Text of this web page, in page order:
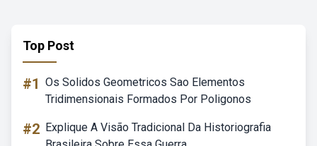
Top Post
#1 Os Solidos Geometricos Sao Elementos
Tridimensionais Formados Por Poligonos
#2 Explique A Visão Tradicional Da Historiografia